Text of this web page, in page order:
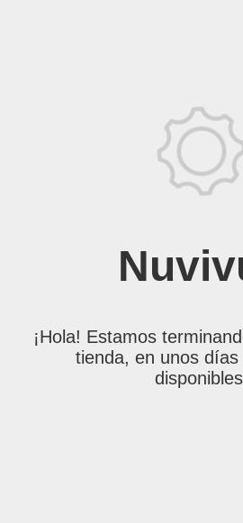
¡Hola! Estamos
tienda, en unos